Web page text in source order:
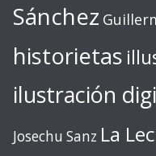
Sánchez
historietas
ilustración
Josechu Sanz La